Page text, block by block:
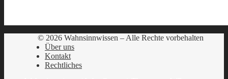
© 2026 Wahnsinnwissen – Alle Rechte vorbehalten
Über uns
Kontakt
Rechtliches